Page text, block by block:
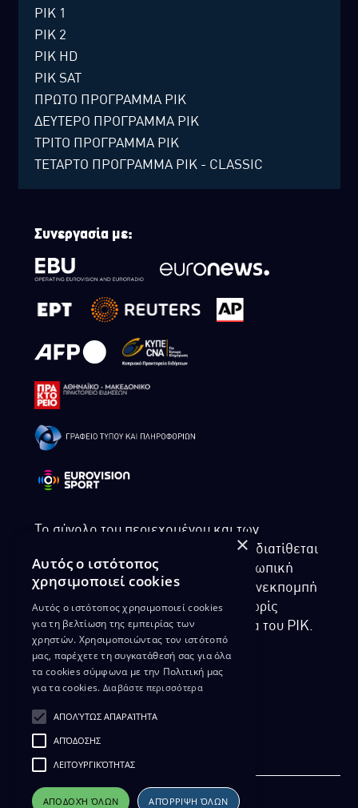
ΡΙΚ 1
ΡΙΚ 2
ΡΙΚ HD
ΡΙΚ SAT
ΠΡΩΤΟ ΠΡΟΓΡΑΜΜΑ ΡΙΚ
ΔΕΥΤΕΡΟ ΠΡΟΓΡΑΜΜΑ ΡΙΚ
ΤΡΙΤΟ ΠΡΟΓΡΑΜΜΑ ΡΙΚ
ΤΕΤΑΡΤΟ ΠΡΟΓΡΑΜΜΑ ΡΙΚ - CLASSIC
Συνεργασία με:
Το σύνολο του περιεχομένου και των
υπηρεσιών της ιστοσελίδας του ΡΙΚ διατίθεται
στους επισκέπτες αυστηρά για προσωπική
χρήση. Απαγορεύεται η χρήση ή επανεκπομπή
του, σε οποιοδήποτε μορφή, με ή χωρίς
επεξεργασία και χωρίς γραπτή άδεια του ΡΙΚ.
ΔΙΚΑΙΩΜΑ ΠΡΟΣΤΑΣΙΑΣ ΔΕΔΟΜΕΝΩΝ
ΔΙΑΘΕΣΗ ΑΡΧΕΙΑΚΟΥ ΥΛΙΚΟΥ
ΠΟΛΙΤΙΚΗ ΑΠΟΡΡΗΤΟΥ EUROVISION
×
Αυτός ο ιστότοπος
χρησιμοποιεί cookies
Αυτός ο ιστότοπος χρησιμοποιεί cookies
για τη βελτίωση της εμπειρίας των
χρηστών. Χρησιμοποιώντας τον ιστότοπό
μας, παρέχετε τη συγκατάθεσή σας για όλα
τα cookies σύμφωνα με την Πολιτική μας
για τα cookies. Διαβάστε περισσότερα
ΑΠΟΛΎΤΩΣ ΑΠΑΡΑΊΤΗΤΑ
ΑΠΌΔΟΣΗΣ
ΛΕΙΤΟΥΡΓΙΚΌΤΗΤΑΣ
ΑΠΟΔΟΧΉ ΌΛΩΝ ΑΠΌΡΡΙΨΗ ΌΛΩΝ